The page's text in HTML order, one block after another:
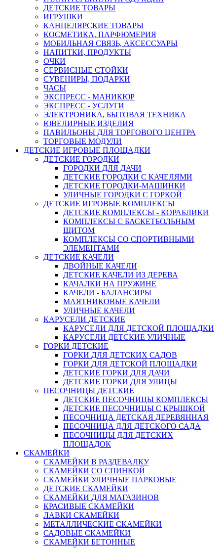
ДЕТСКИЕ ТОВАРЫ
ИГРУШКИ
КАНЦЕЛЯРСКИЕ ТОВАРЫ
КОСМЕТИКА, ПАРФЮМЕРИЯ
МОБИЛЬНАЯ СВЯЗЬ, АКСЕССУАРЫ
НАПИТКИ, ПРОДУКТЫ
ОЧКИ
СЕРВИСНЫЕ СТОЙКИ
СУВЕНИРЫ, ПОДАРКИ
ЧАСЫ
ЭКСПРЕСС - МАНИКЮР
ЭКСПРЕСС - УСЛУГИ
ЭЛЕКТРОНИКА, БЫТОВАЯ ТЕХНИКА
ЮВЕЛИРНЫЕ ИЗДЕЛИЯ
ПАВИЛЬОНЫ ДЛЯ ТОРГОВОГО ЦЕНТРА
ТОРГОВЫЕ МОДУЛИ
ДЕТСКИЕ ИГРОВЫЕ ПЛОЩАДКИ
ДЕТСКИЕ ГОРОДКИ
ГОРОДКИ ДЛЯ ДАЧИ
ДЕТСКИЕ ГОРОДКИ С КАЧЕЛЯМИ
ДЕТСКИЕ ГОРОДКИ-МАШИНКИ
УЛИЧНЫЕ ГОРОДКИ С ГОРКОЙ
ДЕТСКИЕ ИГРОВЫЕ КОМПЛЕКСЫ
ДЕТСКИЕ КОМПЛЕКСЫ - КОРАБЛИКИ
КОМПЛЕКСЫ С БАСКЕТБОЛЬНЫМ
ЩИТОМ
КОМПЛЕКСЫ СО СПОРТИВНЫМИ
ЭЛЕМЕНТАМИ
ДЕТСКИЕ КАЧЕЛИ
ДВОЙНЫЕ КАЧЕЛИ
ДЕТСКИЕ КАЧЕЛИ ИЗ ДЕРЕВА
КАЧАЛКИ НА ПРУЖИНЕ
КАЧЕЛИ - БАЛАНСИРЫ
МАЯТНИКОВЫЕ КАЧЕЛИ
УЛИЧНЫЕ КАЧЕЛИ
КАРУСЕЛИ ДЕТСКИЕ
КАРУСЕЛИ ДЛЯ ДЕТСКОЙ ПЛОЩАДКИ
КАРУСЕЛИ ДЕТСКИЕ УЛИЧНЫЕ
ГОРКИ ДЕТСКИЕ
ГОРКИ ДЛЯ ДЕТСКИХ САДОВ
ГОРКИ ДЛЯ ДЕТСКОЙ ПЛОЩАДКИ
ДЕТСКИЕ ГОРКИ ДЛЯ ДАЧИ
ДЕТСКИЕ ГОРКИ ДЛЯ УЛИЦЫ
ПЕСОЧНИЦЫ ДЕТСКИЕ
ДЕТСКИЕ ПЕСОЧНИЦЫ КОМПЛЕКСЫ
ДЕТСКИЕ ПЕСОЧНИЦЫ С КРЫШКОЙ
ПЕСОЧНИЦА ДЕТСКАЯ ДЕРЕВЯННАЯ
ПЕСОЧНИЦА ДЛЯ ДЕТСКОГО САДА
ПЕСОЧНИЦЫ ДЛЯ ДЕТСКИХ
ПЛОЩАДОК
СКАМЕЙКИ
СКАМЕЙКИ В РАЗДЕВАЛКУ
СКАМЕЙКИ СО СПИНКОЙ
СКАМЕЙКИ УЛИЧНЫЕ ПАРКОВЫЕ
ДЕТСКИЕ СКАМЕЙКИ
СКАМЕЙКИ ДЛЯ МАГАЗИНОВ
КРАСИВЫЕ СКАМЕЙКИ
ЛАВКИ СКАМЕЙКИ
МЕТАЛЛИЧЕСКИЕ СКАМЕЙКИ
САДОВЫЕ СКАМЕЙКИ
СКАМЕЙКИ БЕТОННЫЕ